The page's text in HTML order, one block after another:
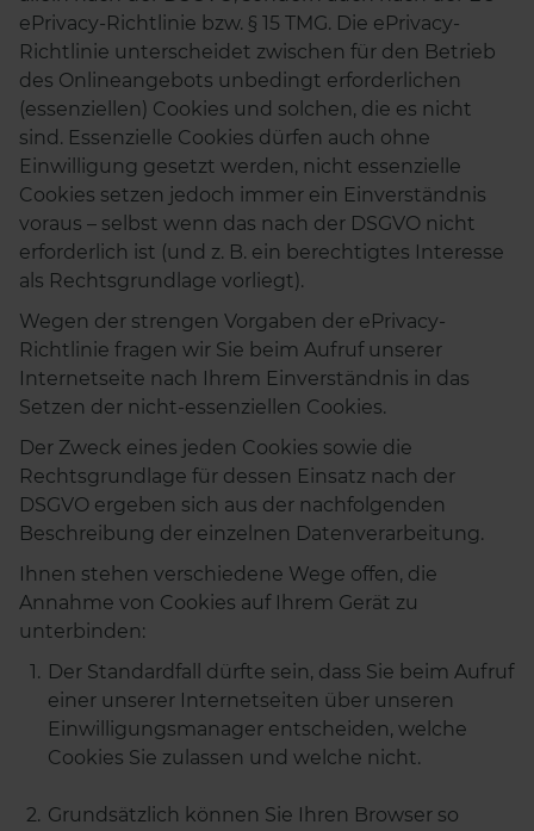
ePrivacy-Richtlinie bzw. § 15 TMG. Die ePrivacy-
Richtlinie unterscheidet zwischen für den Betrieb
des Onlineangebots unbedingt erforderlichen
(essenziellen) Cookies und solchen, die es nicht
sind. Essenzielle Cookies dürfen auch ohne
Einwilligung gesetzt werden, nicht essenzielle
Cookies setzen jedoch immer ein Einverständnis
voraus – selbst wenn das nach der DSGVO nicht
erforderlich ist (und z. B. ein berechtigtes Interesse
als Rechtsgrundlage vorliegt).
Wegen der strengen Vorgaben der ePrivacy-
Richtlinie fragen wir Sie beim Aufruf unserer
Internetseite nach Ihrem Einverständnis in das
Setzen der nicht-essenziellen Cookies.
Der Zweck eines jeden Cookies sowie die
Rechtsgrundlage für dessen Einsatz nach der
DSGVO ergeben sich aus der nachfolgenden
Beschreibung der einzelnen Datenverarbeitung.
Ihnen stehen verschiedene Wege offen, die
Annahme von Cookies auf Ihrem Gerät zu
unterbinden:
Der Standardfall dürfte sein, dass Sie beim Aufruf
einer unserer Internetseiten über unseren
Einwilligungsmanager entscheiden, welche
Cookies Sie zulassen und welche nicht.
Grundsätzlich können Sie Ihren Browser so